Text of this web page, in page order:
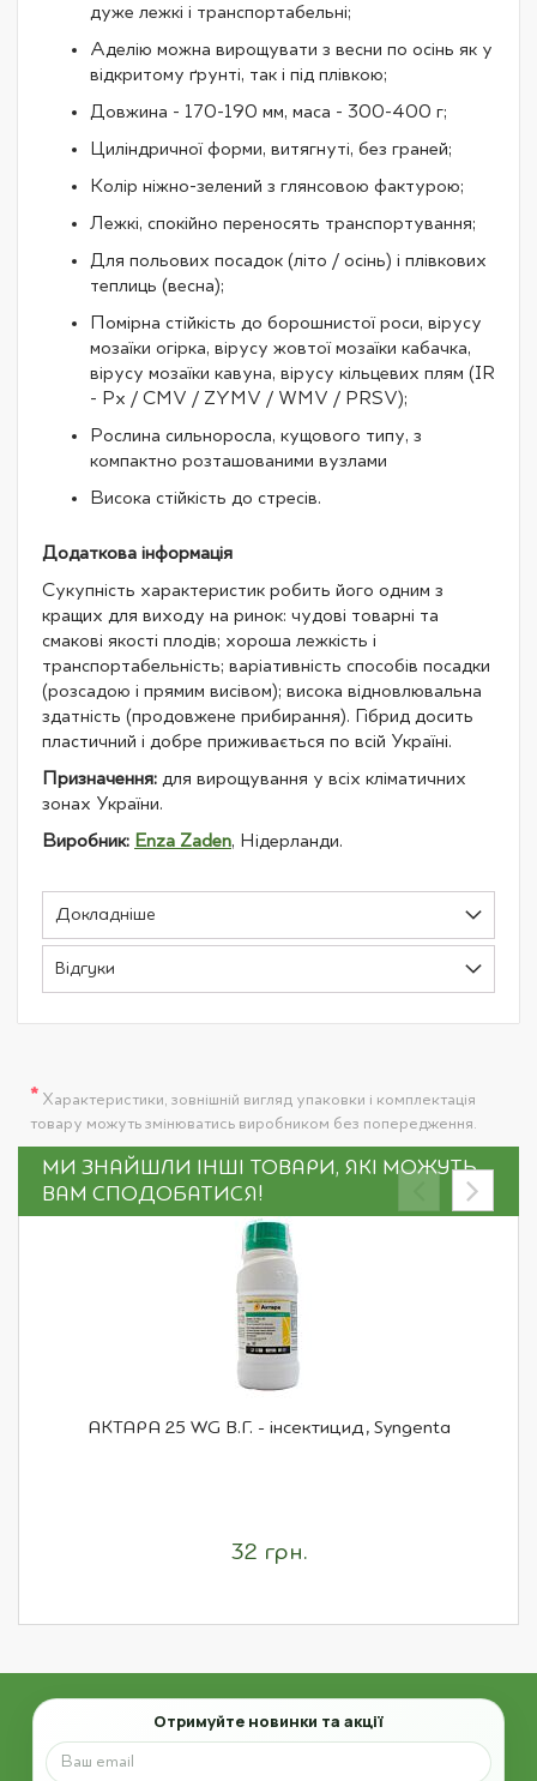
дуже лежкі і транспортабельні;
Аделію можна вирощувати з весни по осінь як у
відкритому ґрунті, так і під плівкою;
Довжина - 170-190 мм, маса - 300-400 г;
Циліндричної форми, витягнуті, без граней;
Колір ніжно-зелений з глянсовою фактурою;
Лежкі, спокійно переносять транспортування;
Для польових посадок (літо / осінь) і плівкових
теплиць (весна);
Помірна стійкість до борошнистої роси, вірусу
мозаїки огірка, вірусу жовтої мозаїки кабачка,
вірусу мозаїки кавуна, вірусу кільцевих плям (IR
- Px / CMV / ZYMV / WMV / PRSV);
Рослина сильноросла, кущового типу, з
компактно розташованими вузлами
Висока стійкість до стресів.
Додаткова інформація
Сукупність характеристик робить його одним з
кращих для виходу на ринок: чудові товарні та
смакові якості плодів; хороша лежкість і
транспортабельність; варіативність способів посадки
(розсадою і прямим висівом); висока відновлювальна
здатність (продовжене прибирання). Гібрид досить
пластичний і добре приживається по всій Україні.
Призначення: для вирощування у всіх кліматичних
зонах України.
Виробник: Enza Zaden, Нідерланди.
Докладніше
Відгуки
* Характеристики, зовнішній вигляд упаковки і комплектація
товару можуть змінюватись виробником без попередження.
МИ ЗНАЙШЛИ ІНШІ ТОВАРИ, ЯКІ МОЖУТЬ
ВАМ СПОДОБАТИСЯ!
АКТАРА 25 WG В.Г. - інсектицид, Syngenta
32 грн.
Email
Отримуйте новинки та акції